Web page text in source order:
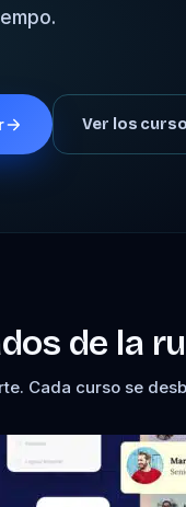
Ver los
de la
Cada curso se